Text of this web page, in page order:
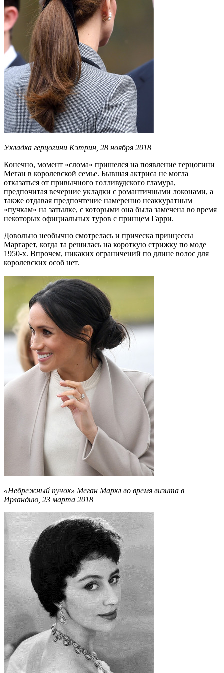
Укладка герцогини Кэтрин, 28 ноября 2018
Конечно, момент «слома» пришелся на появление герцогини
Меган в королевской семье. Бывшая актриса не могла
отказаться от привычного голливудского гламура,
предпочитая вечерние укладки с романтичными локонами, а
также отдавая предпочтение намеренно неаккуратным
«пучкам» на затылке, с которыми она была замечена во время
некоторых официальных туров с принцем Гарри.
Довольно необычно смотрелась и прическа принцессы
Маргарет, когда та решилась на короткую стрижку по моде
1950-х. Впрочем, никаких ограничений по длине волос для
королевских особ нет.
«Небрежный пучок» Меган Маркл во время визита в
Ирландию, 23 марта 2018